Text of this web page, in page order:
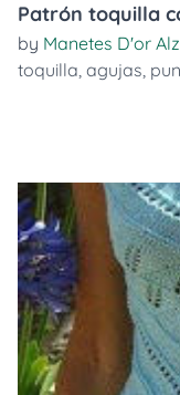
Patrón toquilla
by Manetes D'or
toquilla, agujas,